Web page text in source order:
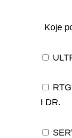
Koje
I DR.